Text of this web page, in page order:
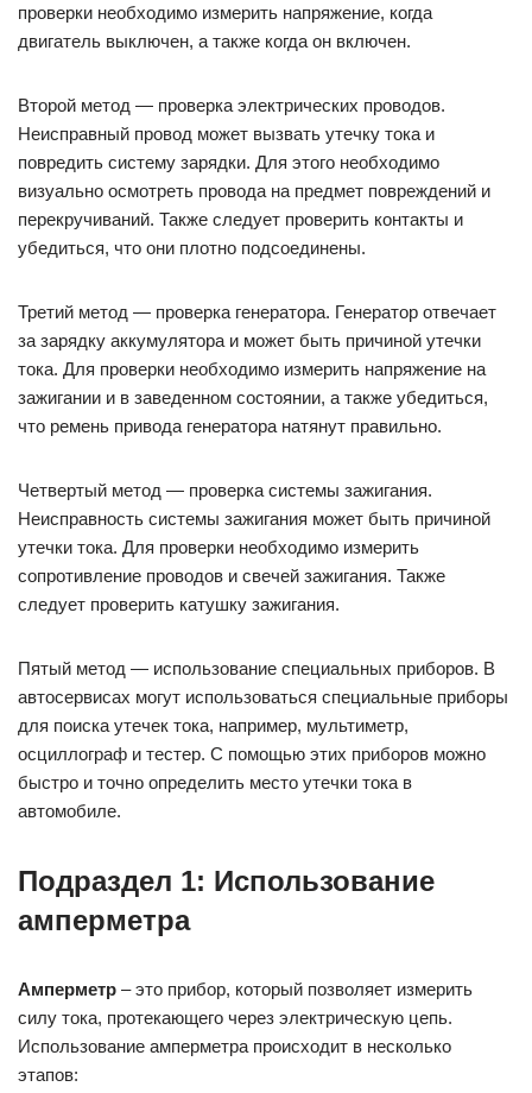
проверки необходимо измерить напряжение, когда
двигатель выключен, а также когда он включен.
Второй метод — проверка электрических проводов.
Неисправный провод может вызвать утечку тока и
повредить систему зарядки. Для этого необходимо
визуально осмотреть провода на предмет повреждений и
перекручиваний. Также следует проверить контакты и
убедиться, что они плотно подсоединены.
Третий метод — проверка генератора. Генератор отвечает
за зарядку аккумулятора и может быть причиной утечки
тока. Для проверки необходимо измерить напряжение на
зажигании и в заведенном состоянии, а также убедиться,
что ремень привода генератора натянут правильно.
Четвертый метод — проверка системы зажигания.
Неисправность системы зажигания может быть причиной
утечки тока. Для проверки необходимо измерить
сопротивление проводов и свечей зажигания. Также
следует проверить катушку зажигания.
Пятый метод — использование специальных приборов. В
автосервисах могут использоваться специальные приборы
для поиска утечек тока, например, мультиметр,
осциллограф и тестер. С помощью этих приборов можно
быстро и точно определить место утечки тока в
автомобиле.
Подраздел 1: Использование
амперметра
Амперметр – это прибор, который позволяет измерить
силу тока, протекающего через электрическую цепь.
Использование амперметра происходит в несколько
этапов: